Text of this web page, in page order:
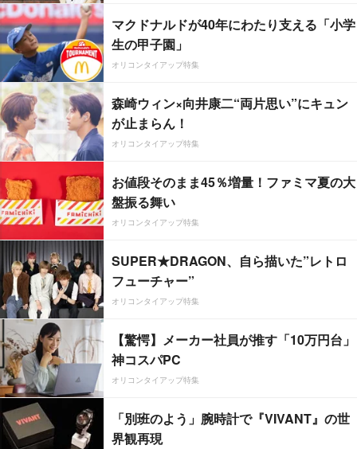
マクドナルドが40年にわたり支える「小学
生の甲子園」
オリコンタイアップ特集
森崎ウィン×向井康二“両片思い”にキュン
が止まらん！
オリコンタイアップ特集
お値段そのまま45％増量！ファミマ夏の大
盤振る舞い
オリコンタイアップ特集
SUPER★DRAGON、自ら描いた”レトロ
フューチャー”
オリコンタイアップ特集
【驚愕】メーカー社員が推す「10万円台」
神コスパPC
オリコンタイアップ特集
「別班のよう」腕時計で『VIVANT』の世
界観再現